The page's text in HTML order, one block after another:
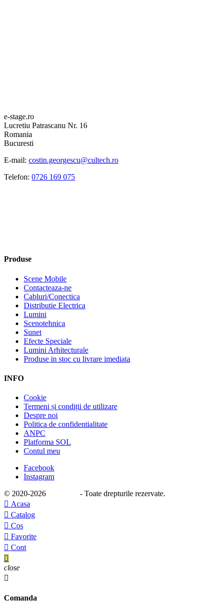
e-stage.ro
Lucretiu Patrascanu Nr. 16
Romania
Bucuresti
E-mail: costin.georgescu@cultech.ro
Telefon: 0726 169 075
Produse
Scene Mobile
Contacteaza-ne
Cabluri/Conectica
Distributie Electrica
Lumini
Scenotehnica
Sunet
Efecte Speciale
Lumini Arhitecturale
Produse in stoc cu livrare imediata
INFO
Cookie
Termeni și condiții de utilizare
Despre noi
Politica de confidentialitate
ANPC
Platforma SOL
Contul meu
Facebook
Instagram
© 2020-2026
- Toate drepturile rezervate.
 Acasa
 Catalog
 Cos
 Favorite
 Cont

close

Comanda